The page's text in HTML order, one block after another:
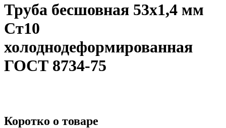
Труба бесшовная 53х1,4 мм
Ст10
холоднодеформированная
ГОСТ 8734-75
Коротко о товаре